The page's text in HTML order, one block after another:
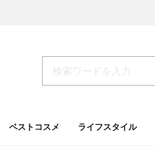
ベストコスメ ライフスタイル